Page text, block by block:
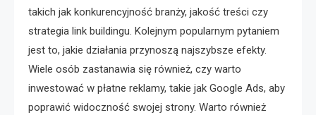
takich jak konkurencyjność branży, jakość treści czy
strategia link buildingu. Kolejnym popularnym pytaniem
jest to, jakie działania przynoszą najszybsze efekty.
Wiele osób zastanawia się również, czy warto
inwestować w płatne reklamy, takie jak Google Ads, aby
poprawić widoczność swojej strony. Warto również